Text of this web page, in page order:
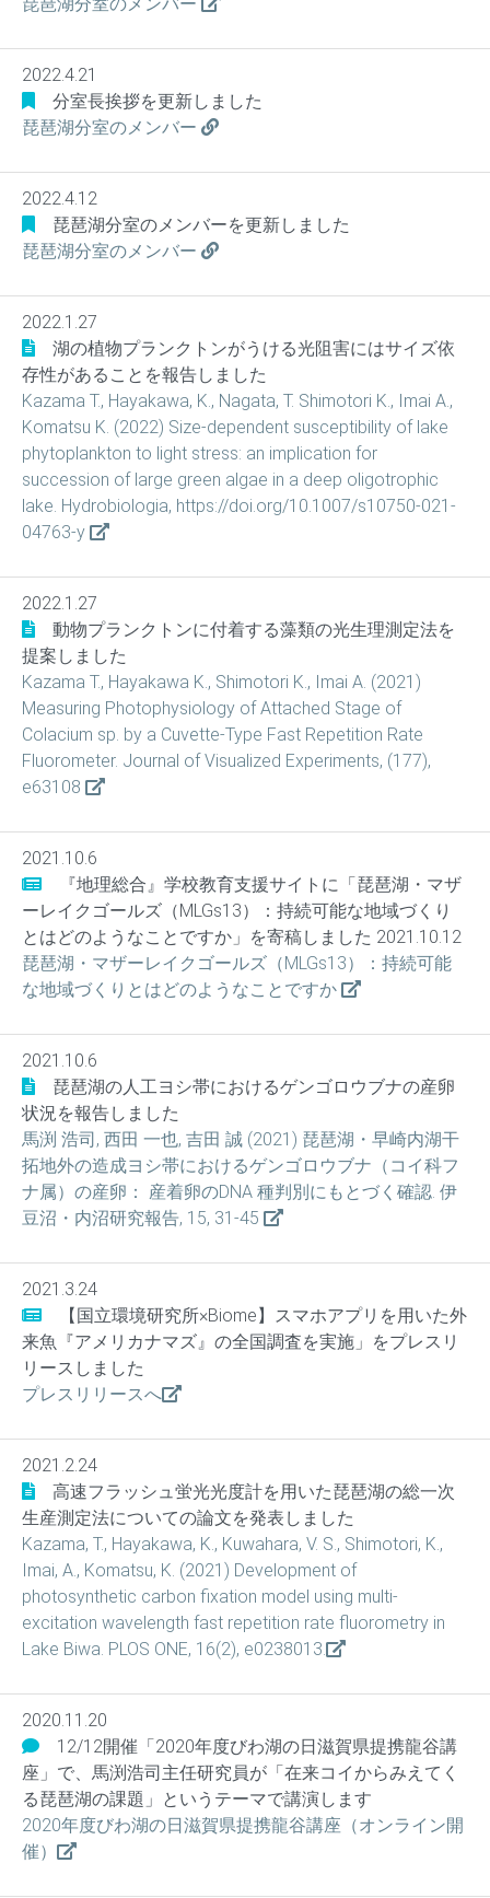
琵琶湖分室のメンバー
2022.4.21
分室長挨拶を更新しました
琵琶湖分室のメンバー
2022.4.12
琵琶湖分室のメンバーを更新しました
琵琶湖分室のメンバー
2022.1.27
湖の植物プランクトンがうける光阻害にはサイズ依
存性があることを報告しました
Kazama T., Hayakawa, K., Nagata, T. Shimotori K., Imai A.,
Komatsu K. (2022) Size-dependent susceptibility of lake
phytoplankton to light stress: an implication for
succession of large green algae in a deep oligotrophic
lake. Hydrobiologia, https://doi.org/10.1007/s10750-021-
04763-y
2022.1.27
動物プランクトンに付着する藻類の光生理測定法を
提案しました
Kazama T., Hayakawa K., Shimotori K., Imai A. (2021)
Measuring Photophysiology of Attached Stage of
Colacium sp. by a Cuvette-Type Fast Repetition Rate
Fluorometer. Journal of Visualized Experiments, (177),
e63108
2021.10.6
『地理総合』学校教育支援サイトに「琵琶湖・マザ
ーレイクゴールズ（MLGs13）：持続可能な地域づくり
とはどのようなことですか」を寄稿しました 2021.10.12
琵琶湖・マザーレイクゴールズ（MLGs13）：持続可能
な地域づくりとはどのようなことですか
2021.10.6
琵琶湖の人工ヨシ帯におけるゲンゴロウブナの産卵
状況を報告しました
馬渕 浩司, 西田 一也, 吉田 誠 (2021) 琵琶湖・早崎内湖干
拓地外の造成ヨシ帯におけるゲンゴロウブナ（コイ科フ
ナ属）の産卵： 産着卵のDNA 種判別にもとづく確認. 伊
豆沼・内沼研究報告, 15, 31-45
2021.3.24
【国立環境研究所×Biome】スマホアプリを用いた外
来魚『アメリカナマズ』の全国調査を実施」をプレスリ
リースしました
プレスリリースへ
2021.2.24
高速フラッシュ蛍光光度計を用いた琵琶湖の総一次
生産測定法についての論文を発表しました
Kazama, T., Hayakawa, K., Kuwahara, V. S., Shimotori, K.,
Imai, A., Komatsu, K. (2021) Development of
photosynthetic carbon fixation model using multi-
excitation wavelength fast repetition rate fluorometry in
Lake Biwa. PLOS ONE, 16(2), e0238013.
2020.11.20
12/12開催「2020年度びわ湖の日滋賀県提携龍谷講
座」で、馬渕浩司主任研究員が「在来コイからみえてく
る琵琶湖の課題」というテーマで講演します
2020年度びわ湖の日滋賀県提携龍谷講座（オンライン開
催）